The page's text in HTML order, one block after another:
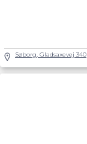
Søborg, Gladsaxevej 340